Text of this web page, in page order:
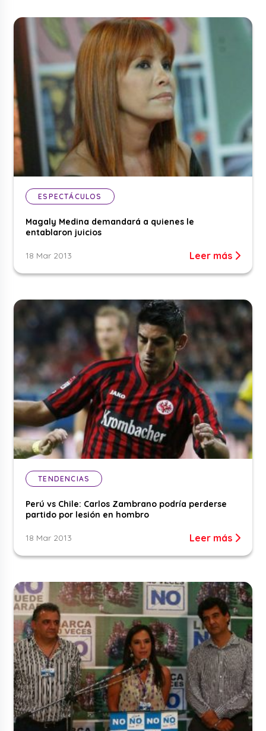
ESPECTÁCULOS
Magaly Medina demandará a quienes le
entablaron juicios
18 Mar 2013 Leer más
TENDENCIAS
Perú vs Chile: Carlos Zambrano podría perderse
partido por lesión en hombro
18 Mar 2013 Leer más